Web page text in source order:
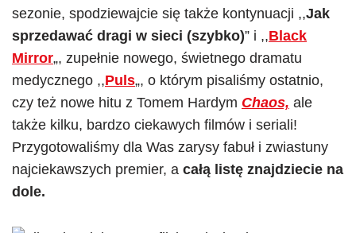
sezonie, spodziewajcie się także kontynuacji ,,Jak
sprzedawać dragi w sieci (szybko)” i ,,Black
Mirror„, zupełnie nowego, świetnego dramatu
medycznego ,,Puls„, o którym pisaliśmy ostatnio,
czy też nowe hitu z Tomem Hardym Chaos, ale
także kilku, bardzo ciekawych filmów i seriali!
Przygotowaliśmy dla Was zarysy fabuł i zwiastuny
najciekawszych premier, a całą listę znajdziecie na
dole.